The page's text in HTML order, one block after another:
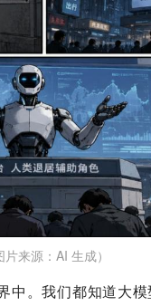
片来源：AI 生成）
中。我们都知道大